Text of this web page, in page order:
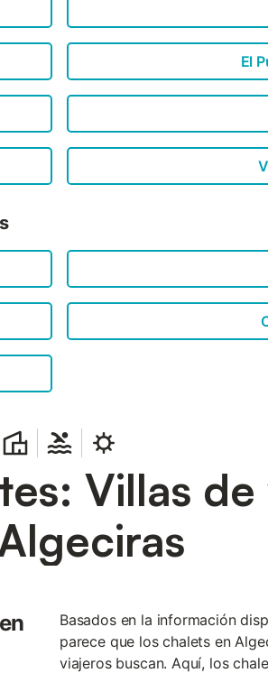
El
Villas
Basados en la información
parece que los chalets en
viajeros buscan. Aquí, los